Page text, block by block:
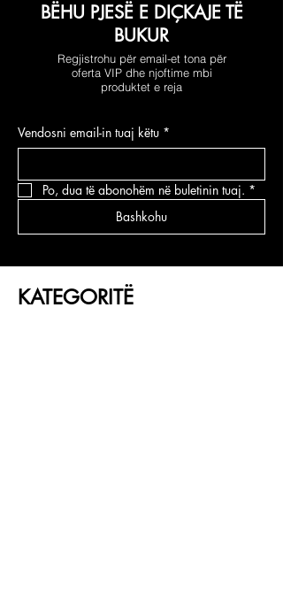
BËHU PJESË E DIÇKAJE TË
BUKUR
Regjistrohu për email-et tona për
oferta VIP dhe njoftime mbi
produktet e reja
Vendosni email-in tuaj këtu *
Po, dua të abonohëm në buletinin tuaj. *
Bashkohu
KATEGORITË